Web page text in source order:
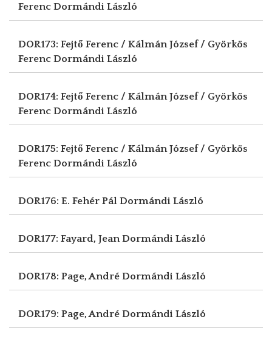
Ferenc Dormándi László
DOR173: Fejtő Ferenc / Kálmán József / Györkös
Ferenc Dormándi László
DOR174: Fejtő Ferenc / Kálmán József / Györkös
Ferenc Dormándi László
DOR175: Fejtő Ferenc / Kálmán József / Györkös
Ferenc Dormándi László
DOR176: E. Fehér Pál Dormándi László
DOR177: Fayard, JeanDormándi László
DOR178: Page, André Dormándi László
DOR179: Page, André Dormándi László